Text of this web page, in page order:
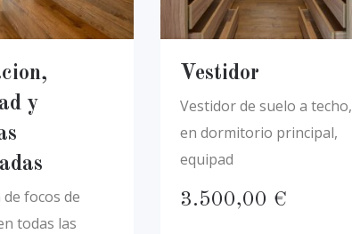
y
focos de
todas las
Vestidor
Vestidor de suelo a techo,
en dormitorio principal,
equipad
3.500,00 €